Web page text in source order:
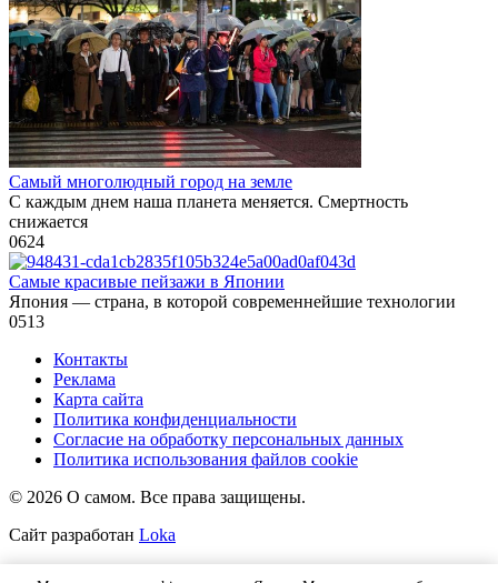
Самый многолюдный город на земле
С каждым днем наша планета меняется. Смертность
снижается
0624
Самые красивые пейзажи в Японии
Япония — страна, в которой современнейшие технологии
0513
Контакты
Реклама
Карта сайта
Политика конфиденциальности
Согласие на обработку персональных данных
Политика использования файлов cookie
© 2026 О самом. Все права защищены.
Сайт разработан Loka